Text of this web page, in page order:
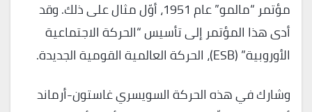
مؤتمر “مالمو” عام 1951، أوّل مثال على ذلك. وقد
أدى هذا المؤتمر إلى تأسيس “الحركة الاجتماعية
الأوروبية” (ESB)، الحركة العالمية القومية الجديدة.
وشارك في هذه الحركة السويسري غاستون-أرماند